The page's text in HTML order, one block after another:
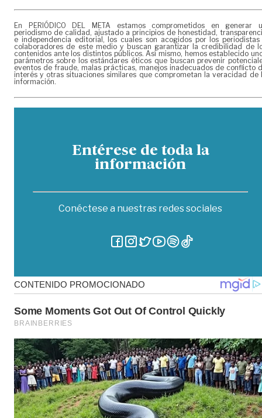
En PERIÓDICO DEL META estamos comprometidos en generar
periodismo de calidad, ajustado a principios de honestidad,
e independencia editorial, los cuales son acogidos por los periodistas
colaboradores de este medio y buscan garantizar la credibilidad de
contenidos ante los distintos públicos. Así mismo, hemos establecido
parámetros sobre los estándares éticos que buscan prevenir
eventos de fraude, malas prácticas, manejos inadecuados de conflicto
interés y otras situaciones similares que comprometan la veracidad de
información.
Entérese de toda la
información
Conéctese a nuestras redes sociales